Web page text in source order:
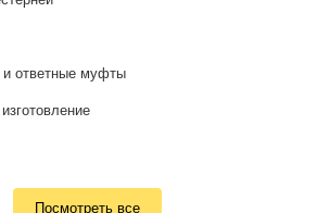
Посмотреть все